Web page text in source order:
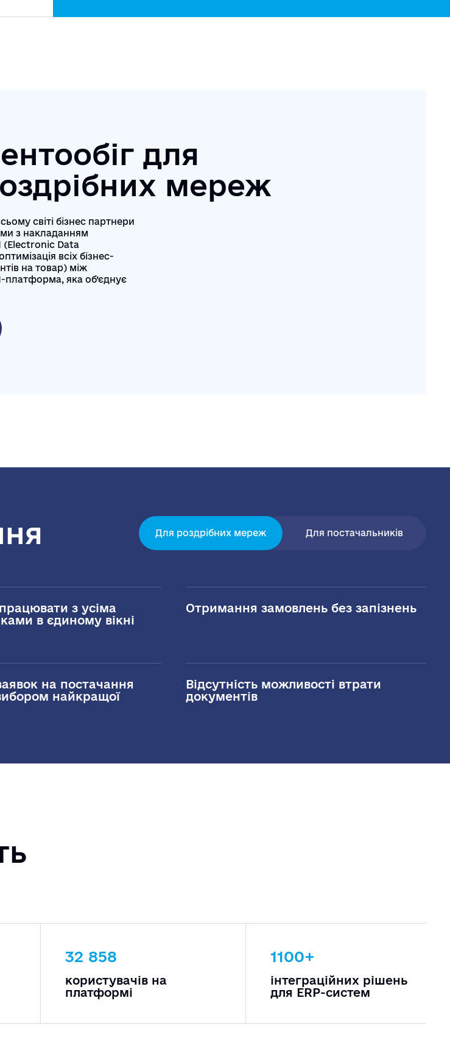
для
мереж
світі бізнес партнери
з накладанням
(Electronic Data
всіх бізнес-
на товар) між
яка об’єднує
Для роздрібних мереж Для постачальників
з усіма
в єдиному вікні
Отримання замовлень без запізнень
на постачання
найкращої
Відсутність можливості втрати
документів
32 858
користувачів на
платформі
1100+
інтеграційних рішень
для ERP-систем